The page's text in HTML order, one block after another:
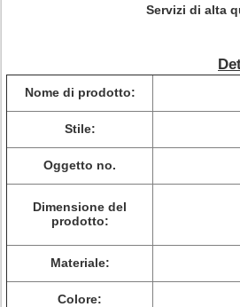
Servizi di alta
Nome di prodotto:
Stile:
Oggetto no.
Dimensione del
prodotto:
Materiale:
Colore: